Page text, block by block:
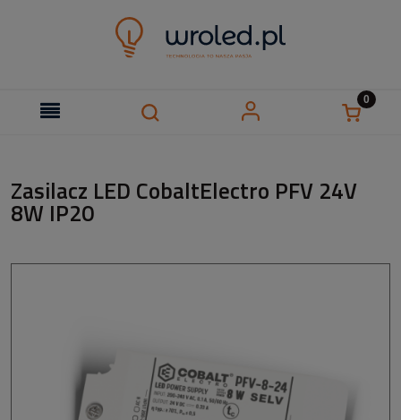
Zasilacz LED CobaltElectro PFV 24V
8W IP20